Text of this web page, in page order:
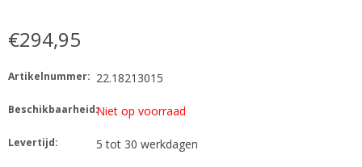
€294,95
Artikelnummer: 22.18213015
Beschikbaarheid:Niet op voorraad
Levertijd: 5 tot 30 werkdagen